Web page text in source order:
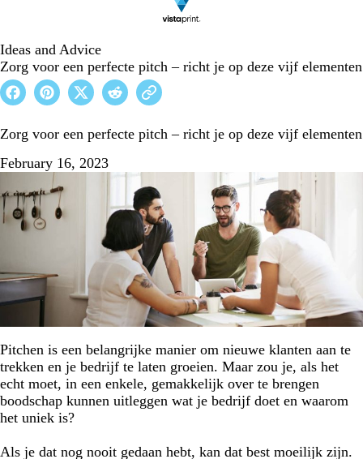
Ideas and Advice
Zorg voor een perfecte pitch – richt je op deze vijf elementen
Zorg voor een perfecte pitch – richt je op deze vijf elementen
February 16, 2023
Pitchen is een belangrijke manier om nieuwe klanten aan te
trekken en je bedrijf te laten groeien. Maar zou je, als het
echt moet, in een enkele, gemakkelijk over te brengen
boodschap kunnen uitleggen wat je bedrijf doet en waarom
het uniek is?
Als je dat nog nooit gedaan hebt, kan dat best moeilijk zijn.